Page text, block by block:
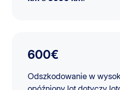
600€
Odszkodowanie w